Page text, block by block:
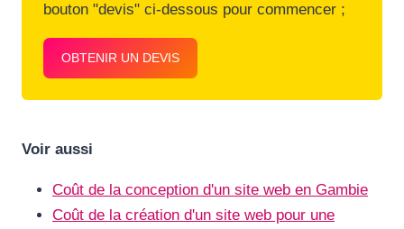
bouton "devis" ci-dessous pour commencer ;
OBTENIR UN DEVIS
Voir aussi
Coût de la conception d'un site web en Gambie
Coût de la création d'un site web pour une